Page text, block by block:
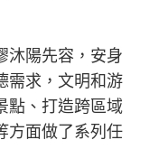
沐陽先容，安身
需求，文明和游
點、打造跨區域
方面做了系列任